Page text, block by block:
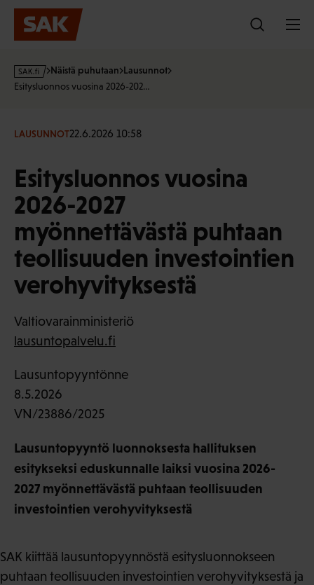
Hyppää
sisältöön
s
a
f
Näistä puhutaan Lausunnot
Esitysluonnos vuosina 2026-202…
LAUSUNNOT22.6.2026 10:58
Esitysluonnos vuosina
2026-2027
myönnettävästä puhtaan
teollisuuden investointien
verohyvityksestä
Valtiovarainministeriö
lausuntopalvelu.fi
Lausuntopyyntönne
8.5.2026
VN/23886/2025
Lausuntopyyntö luonnoksesta hallituksen
esitykseksi eduskunnalle laiksi vuosina 2026-
2027 myönnettävästä puhtaan teollisuuden
investointien verohyvityksestä
SAK kiittää lausuntopyynnöstä esitysluonnokseen
puhtaan teollisuuden investointien verohyvityksestä ja